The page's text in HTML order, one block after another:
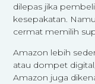
dilepas jika
kesepakatan.
cermat memilih
Amazon lebih
atau dompet
Amazon juga